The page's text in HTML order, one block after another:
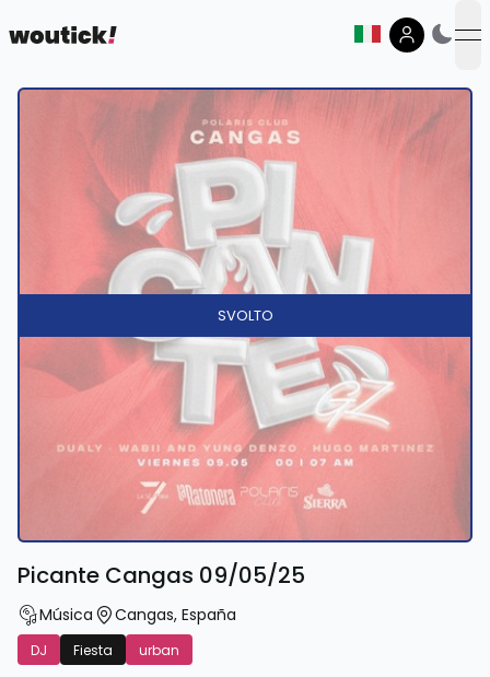
SVOLTO
Picante Cangas 09/05/25
Música Cangas, España
DJ Fiesta urban